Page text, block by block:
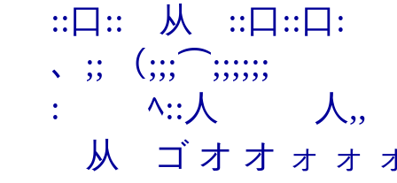
::口:: 从 ::口::
、;; （;;;⌒;;;;;;
: ﾍ::人 人,,
从 ゴ オ オ